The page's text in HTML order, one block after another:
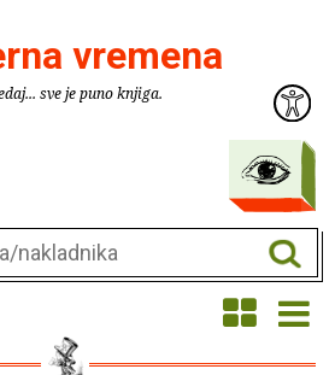
vremena
sve je puno knjiga.